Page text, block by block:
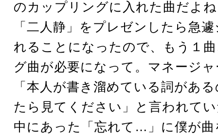
のカップリングに入れた曲だよ
「二人静」をプレゼンしたら急
れることになったので、もう１
グ曲が必要になって。マネージ
「本人が書き溜めている詞があ
たら見てください」と言われて
中にあった「忘れて…」に僕が曲